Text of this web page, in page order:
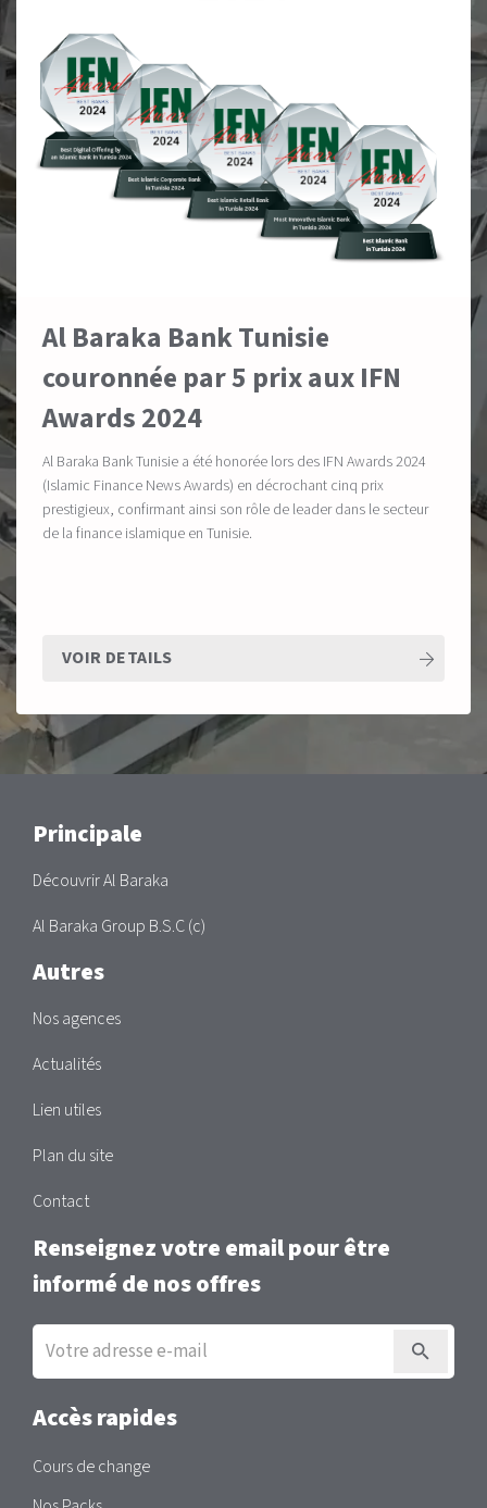
Al Baraka Bank Tunisie
couronnée par 5 prix aux IFN
Awards 2024
Al Baraka Bank Tunisie a été honorée lors des IFN Awards 2024
(Islamic Finance News Awards) en décrochant cinq prix
prestigieux, confirmant ainsi son rôle de leader dans le secteur
de la finance islamique en Tunisie.
VOIR DETAILS
Main
Principale
Découvrir Al Baraka
Al Baraka Group B.S.C (c)
Autres
Nos agences
Actualités
Lien utiles
Plan du site
Contact
Renseignez votre email pour être
informé de nos offres
Inscription
la
newsletter
Accès rapides
Cours de change